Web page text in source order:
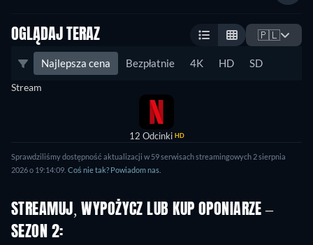
OGLĄDAJ TERAZ 🇵🇱
Najlepsza cena Bezpłatnie 4K HD SD
Stream
12 Odcinki HD
Sprawdziliśmy dostępność aktualizacji w 59 serwisach streamingowych 2 sierpnia
2026 o 19:14:09. Coś nie tak? Powiadom nas.
STREAMUJ, WYPOŻYCZ LUB KUP OPONIARZE –
SEZON 2: